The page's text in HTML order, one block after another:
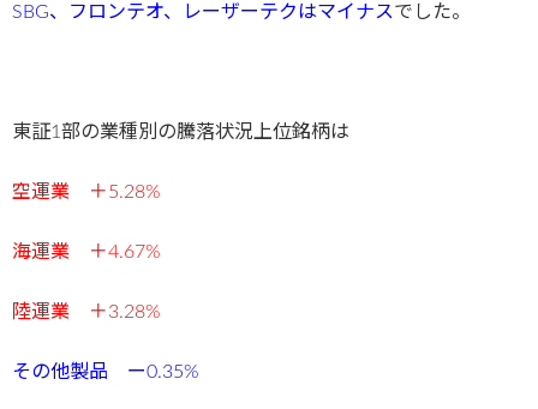
SBG、フロンテオ、レーザーテクはマイナスでした。
東証1部の業種別の騰落状況上位銘柄は
空運業 ＋5.28%
海運業 ＋4.67%
陸運業 ＋3.28%
その他製品 ー0.35%